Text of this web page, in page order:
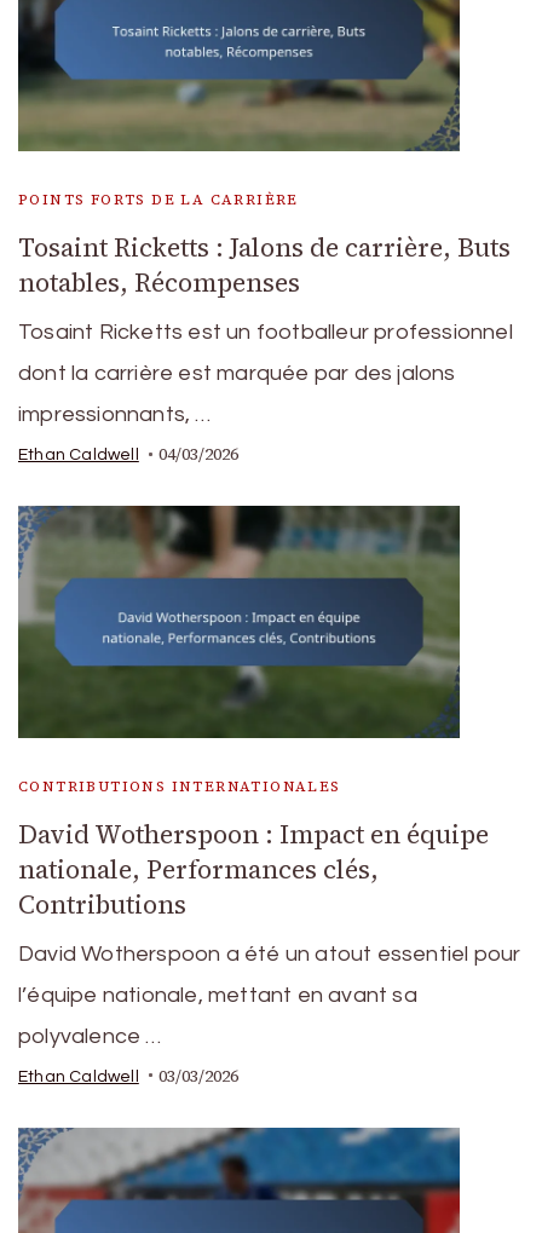
POINTS FORTS DE LA CARRIÈRE
Tosaint Ricketts : Jalons de carrière, Buts
notables, Récompenses
Tosaint Ricketts est un footballeur professionnel
dont la carrière est marquée par des jalons
impressionnants, …
Ethan Caldwell 04/03/2026
CONTRIBUTIONS INTERNATIONALES
David Wotherspoon : Impact en équipe
nationale, Performances clés,
Contributions
David Wotherspoon a été un atout essentiel pour
l’équipe nationale, mettant en avant sa
polyvalence …
Ethan Caldwell 03/03/2026